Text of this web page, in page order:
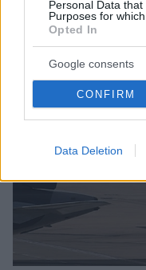
Personal Data
Purposes for
Opted In
Google consents
CONFIRM
Data Deletion